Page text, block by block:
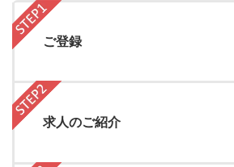
ご登録
求人のご紹介